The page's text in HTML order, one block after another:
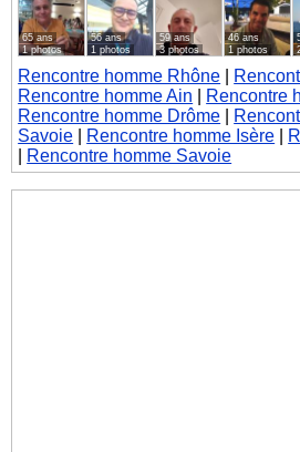
65 ans
1 photos
56 ans
1 photos
59 ans
3 photos
46 ans
1 photos
Rencontre homme Rhône
Rencontre homme Ain
Rencontre
Rencontre homme Drôme
Savoie
Rencontre homme Isère
Rencontre homme Savoie